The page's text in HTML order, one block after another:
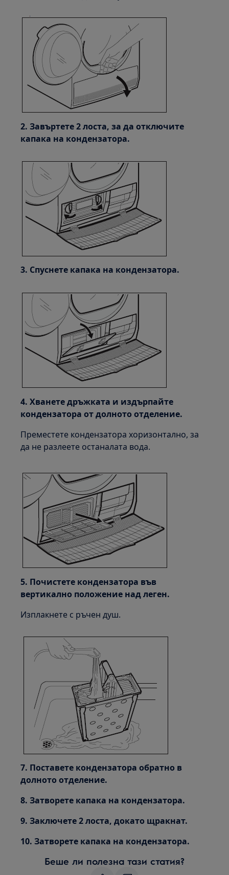
2. Завъртете 2 лоста, за да отключите
капака на кондензатора.
3. Спуснете капака на кондензатора.
4. Хванете дръжката и издърпайте
кондензатора от долното отделение.
Преместете кондензатора хоризонтално, за
да не разлеете останалата вода.
5. Почистете кондензатора във
вертикално положение над леген.
Изплакнете с ръчен душ.
7. Поставете кондензатора обратно в
долното отделение.
8. Затворете капака на кондензатора.
9. Заключете 2 лоста, докато щракнат.
10. Затворете капака на кондензатора.
Беше ли полезна тази статия?